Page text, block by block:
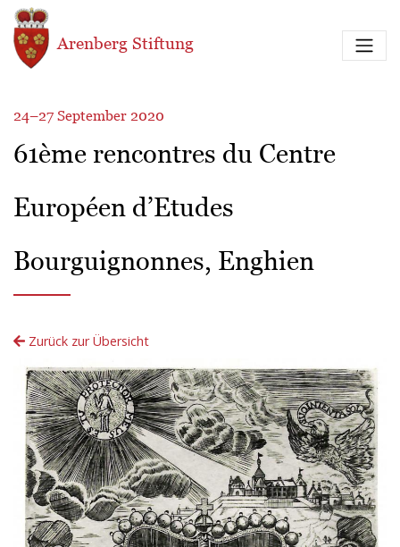
Direkt zum Inhalt
Arenberg Stiftung
24–27 September 2020
61ème rencontres du Centre
Européen d’Etudes
Bourguignonnes, Enghien
Zurück zur Übersicht